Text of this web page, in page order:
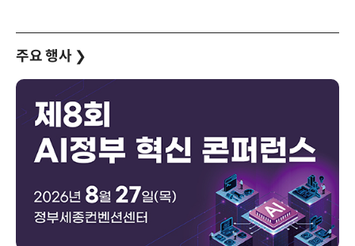
주요 행사 ❯